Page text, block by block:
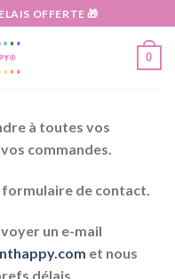
OFFERTE 🎁
0
à toutes vos
commandes.
de contact.
un e-mail
et nous
délais.